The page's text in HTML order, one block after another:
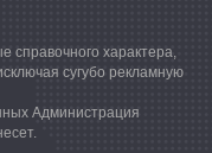
справочного характера,
сугубо рекламную
Администрация